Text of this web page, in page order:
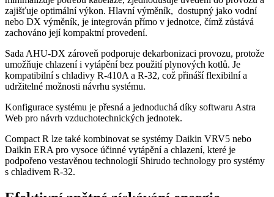
zajišťuje optimální výkon. Hlavní výměník, dostupný jako vodní
nebo DX výměník, je integrován přímo v jednotce, čímž zůstává
zachováno její kompaktní provedení.
Sada AHU-DX zároveň podporuje dekarbonizaci provozu, protože
umožňuje chlazení i vytápění bez použití plynových kotlů. Je
kompatibilní s chladivy R‑410A a R‑32, což přináší flexibilní a
udržitelné možnosti návrhu systému.
Konfigurace systému je přesná a jednoduchá díky softwaru Astra
Web pro návrh vzduchotechnických jednotek.
Compact R lze také kombinovat se systémy Daikin VRV5 nebo
Daikin ERA pro vysoce účinné vytápění a chlazení, které je
podpořeno vestavěnou technologií Shirudo technology pro systémy
s chladivem R-32.